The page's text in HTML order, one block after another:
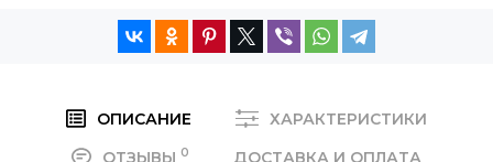
ОПИСАНИЕ
ХАРАКТЕРИСТИКИ
ОТЗЫВЫ 0 ДОСТАВКА И ОПЛАТА